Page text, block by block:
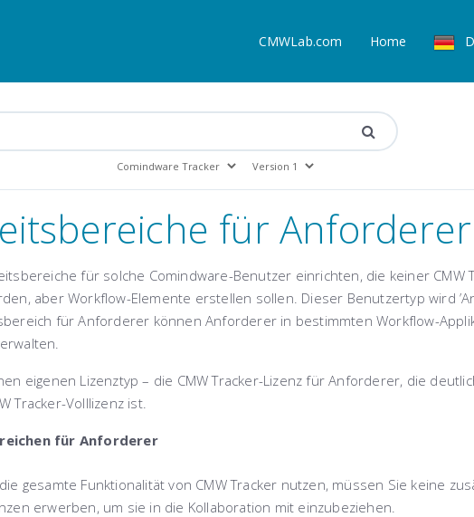
CMWLab.com Home
für Anforderer
für solche Comindware-Benutzer einrichten, die keiner CMW
aber Workflow-Elemente erstellen sollen. Dieser Benutzertyp wird
für Anforderer können Anforderer in bestimmten Workflow-
eigenen Lizenztyp – die CMW Tracker-Lizenz für Anforderer, die
Tracker-Volllizenz ist.
für Anforderer
gesamte Funktionalität von CMW Tracker nutzen, müssen Sie keine
erwerben, um sie in die Kollaboration mit einzubeziehen.